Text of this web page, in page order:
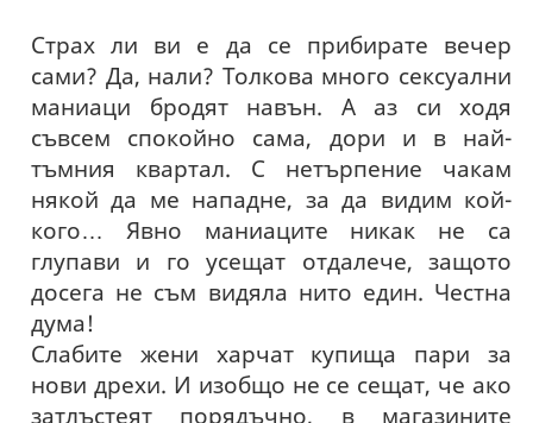
Страх ли ви е да се прибирате вечер
сами? Да, нали? Толкова много сексуални
маниаци бродят навън. А аз си ходя
съвсем спокойно сама, дори и в най-
тъмния квартал. С нетърпение чакам
някой да ме нападне, за да видим кой-
кого… Явно маниаците никак не са
глупави и го усещат отдалече, защото
досега не съм видяла нито един. Честна
дума!
Слабите жени харчат купища пари за
нови дрехи. И изобщо не се сещат, че ако
затлъстеят порядъчно, в магазините